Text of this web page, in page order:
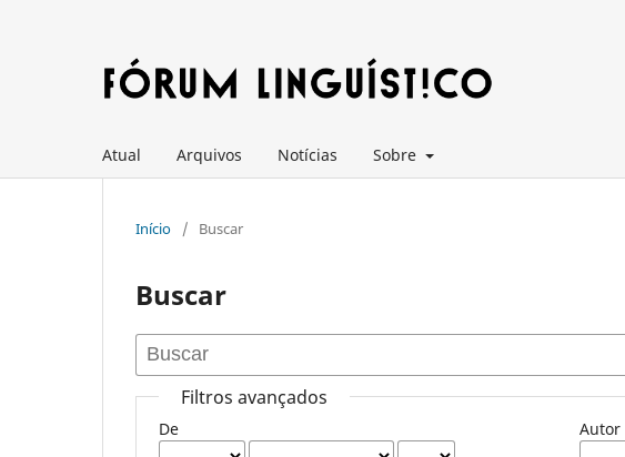
Atual Arquivos Notícias Sobre
Início / Buscar
Buscar
Filtros avançados
De Autor